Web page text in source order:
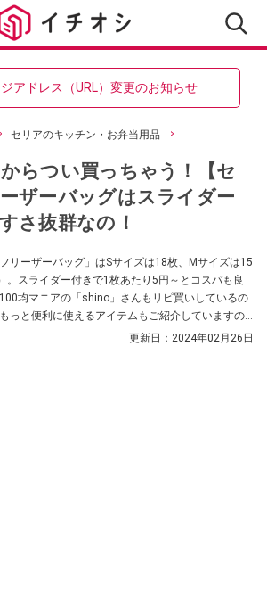
アドレス（URL）変更のお知らせ
セリアのキッチン・お弁当用品
らつい買っちゃう！【セ
ザーバッグはスライダー
さ抜群なの！
リーザーバッグ」はSサイズは18枚、Mサイズは15
。スライダー付きで1枚あたり5円～とコスパも良
均マニアの「shino」さんもリピ買いしているの
っと便利に使えるアイテムもご紹介していますの
更新日： 2024年02月26日